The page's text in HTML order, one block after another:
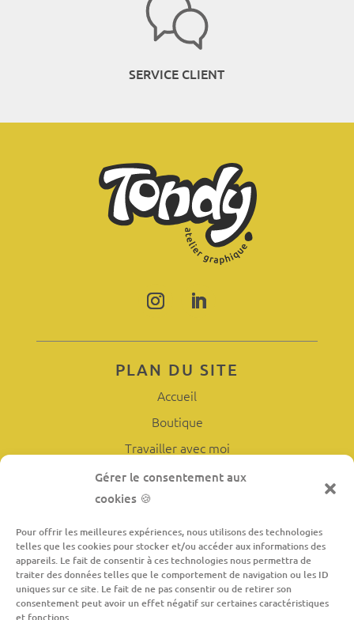
Gérer le consentement aux
cookies 🍪
Pour offrir les meilleures expériences, nous utilisons des technologies
telles que les cookies pour stocker et/ou accéder aux informations des
appareils. Le fait de consentir à ces technologies nous permettra de
traiter des données telles que le comportement de navigation ou les ID
uniques sur ce site. Le fait de ne pas consentir ou de retirer son
consentement peut avoir un effet négatif sur certaines caractéristiques
et fonctions.
SERVICE CLIENT
PLAN DU SITE
Accueil
Boutique
Travailler avec moi
L’atelier
Contact
INFORMATIONS LÉGALES